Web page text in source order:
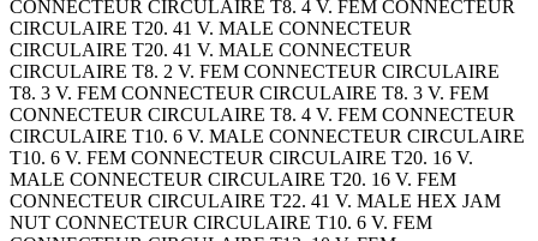
CONNECTEUR CIRCULAIRE T8. 4 V. FEM CONNECTEUR
CIRCULAIRE T20. 41 V. MALE CONNECTEUR
CIRCULAIRE T20. 41 V. MALE CONNECTEUR
CIRCULAIRE T8. 2 V. FEM CONNECTEUR CIRCULAIRE
T8. 3 V. FEM CONNECTEUR CIRCULAIRE T8. 3 V. FEM
CONNECTEUR CIRCULAIRE T8. 4 V. FEM CONNECTEUR
CIRCULAIRE T10. 6 V. MALE CONNECTEUR CIRCULAIRE
T10. 6 V. FEM CONNECTEUR CIRCULAIRE T20. 16 V.
MALE CONNECTEUR CIRCULAIRE T20. 16 V. FEM
CONNECTEUR CIRCULAIRE T22. 41 V. MALE HEX JAM
NUT CONNECTEUR CIRCULAIRE T10. 6 V. FEM